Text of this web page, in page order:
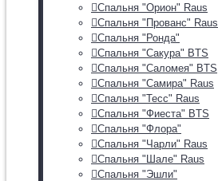
Спальня "Орион" Raus
Спальня "Прованс" Raus
Спальня "Ронда"
Спальня "Сакура" BTS
Спальня "Саломея" BTS
Спальня "Самира" Raus
Спальня "Тесс" Raus
Спальня "Фиеста" BTS
Спальня "Флора"
Спальня "Чарли" Raus
Спальня "Шале" Raus
Спальня "Эшли"